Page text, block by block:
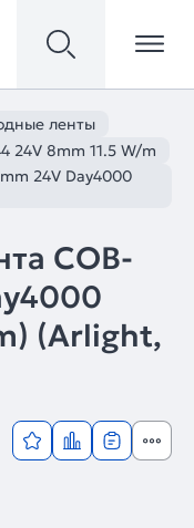
ленты
24V 8mm 11.5 W/m
24V Day4000
COB-
(Arlight,